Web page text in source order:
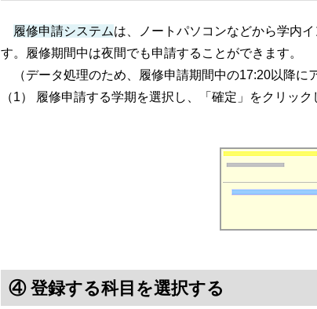
履修申請システムは、ノートパソコンなどから学内
す。履修期間中は夜間でも申請することができます。
（データ処理のため、履修申請期間中の17:20以降に
（1） 履修申請する学期を選択し、「確定」をクリック
④ 登録する科目を選択する